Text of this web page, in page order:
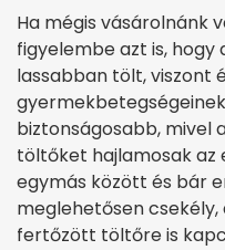
Ha mégis vásárolnánk
figyelembe azt is,
lassabban tölt, viszont
biztonságosabb, mivel
töltőket hajlamosak
egymás között és bár
meglehetősen
fertőzött töltőre is